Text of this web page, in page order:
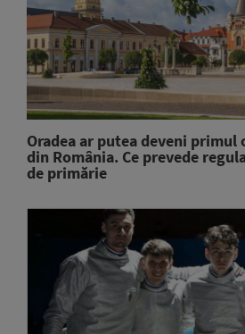
Oradea ar putea deveni
din România. Ce prevede
de primărie